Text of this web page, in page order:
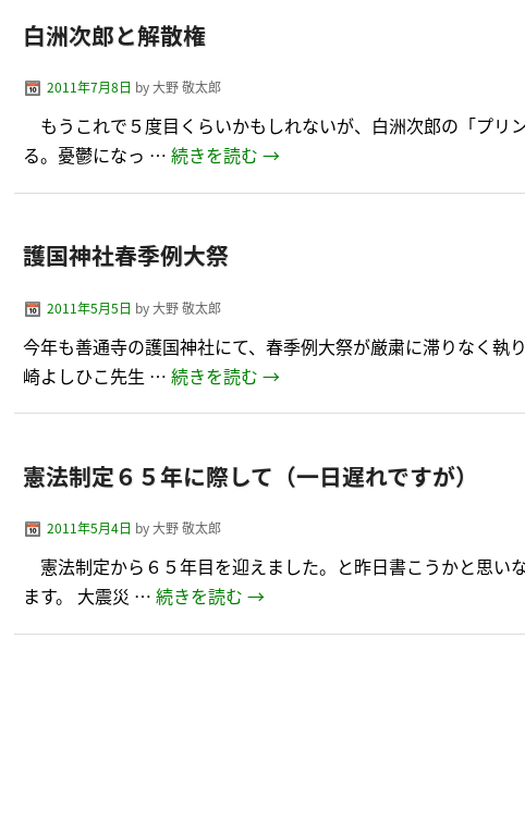
白洲次郎と解散権
2011年7月8日 by大野 敬太郎
もうこれで５度目くらいかもしれないが、白洲次郎の「プリ
る。憂鬱になっ …続きを読む→
護国神社春季例大祭
2011年5月5日 by大野 敬太郎
今年も善通寺の護国神社にて、春季例大祭が厳粛に滞りなく執
崎よしひこ先生 …続きを読む→
憲法制定６５年に際して（一日遅れですが）
2011年5月4日 by大野 敬太郎
憲法制定から６５年目を迎えました。と昨日書こうかと思い
ます。 大震災 …続きを読む→